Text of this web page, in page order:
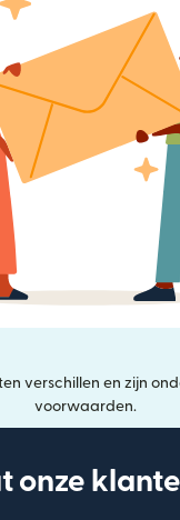
verschillen en zijn
voorwaarden.
onze